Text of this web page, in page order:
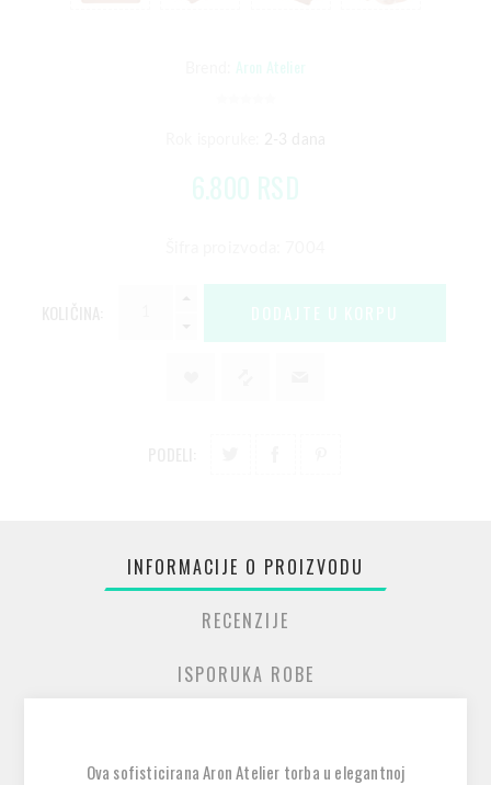
INFORMACIJE O PROIZVODU
RECENZIJE
ISPORUKA ROBE
Ova sofisticirana Aron Atelier torba u elegantnoj